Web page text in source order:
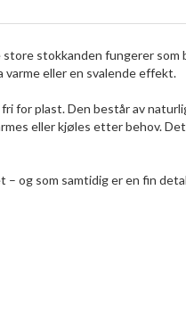
stokkanden fungerer som
eller en svalende effekt.
for plast. Den består av
eller kjøles etter behov.
og som samtidig er en fin